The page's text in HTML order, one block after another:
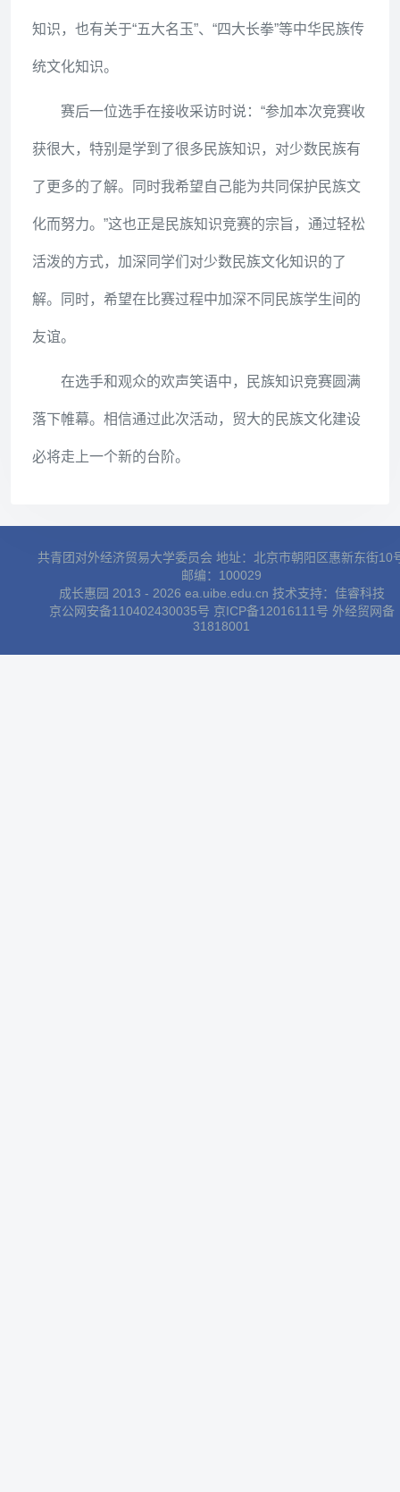
知识，也有关于“五大名玉”、“四大长拳”等中华民族传
统文化知识。
赛后一位选手在接收采访时说：“参加本次竞赛收
获很大，特别是学到了很多民族知识，对少数民族有
了更多的了解。同时我希望自己能为共同保护民族文
化而努力。”这也正是民族知识竞赛的宗旨，通过轻松
活泼的方式，加深同学们对少数民族文化知识的了
解。同时，希望在比赛过程中加深不同民族学生间的
友谊。
在选手和观众的欢声笑语中，民族知识竞赛圆满
落下帷幕。相信通过此次活动，贸大的民族文化建设
必将走上一个新的台阶。
共青团对外经济贸易大学委员会 地址：北京市朝阳区惠新东街10
邮编：100029
成长惠园 2013 - 2026 ea.uibe.edu.cn 技术支持： 佳睿科技
京公网安备110402430035号 京ICP备12016111号 外经贸网备
31818001